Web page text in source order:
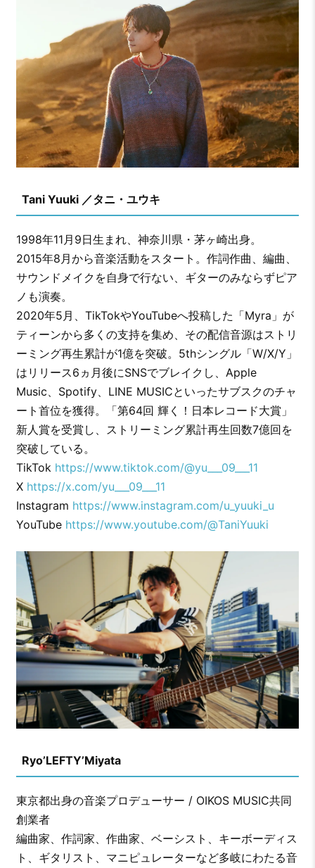
Tani Yuuki ／タニ・ユウキ
1998年11月9日生まれ、神奈川県・茅ヶ崎出身。
2015年8月から音楽活動をスタート。作詞作曲、編曲、
サウンドメイクを自身で行ない、ギターのみならずピア
ノも演奏。
2020年5月、TikTokやYouTubeへ投稿した「Myra」が
ティーンから多くの支持を集め、その配信音源はストリ
ーミング再生累計が1億を突破。5thシングル「W/X/Y」
はリリース6ヵ月後にSNSでブレイクし、Apple
Music、Spotify、LINE MUSICといったサブスクのチャ
ート首位を獲得。「第64回 輝く！日本レコード大賞」
新人賞を受賞し、ストリーミング累計再生回数7億回を
突破している。
TikTok https://www.tiktok.com/@yu___09___11
X https://x.com/yu___09___11
Instagram https://www.instagram.com/u_yuuki_u
YouTube https://www.youtube.com/@TaniYuuki
Ryo’LEFTY’Miyata
東京都出身の音楽プロデューサー / OIKOS MUSIC共同
創業者
編曲家、作詞家、作曲家、ベーシスト、キーボーディス
ト、ギタリスト、マニピュレーターなど多岐にわたる音